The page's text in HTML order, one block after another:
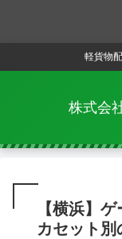
軽貨物
株式会
【横浜】
カセット別